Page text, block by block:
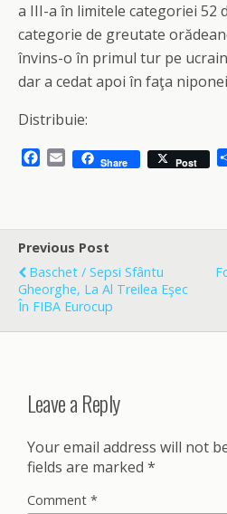
a III-a în limitele categoriei 52
categorie de greutate
învins-o în primul tur pe
dar a cedat apoi în faţa
Distribuie:
b
o
o
k
E
l
Share Post
Previous Post
Baschet / Sepsi Sfântu
Gheorghe, La Al Treilea Eşec
În FIBA Eurocup
Leave a Reply
Your email address will not
fields are marked *
Comment *